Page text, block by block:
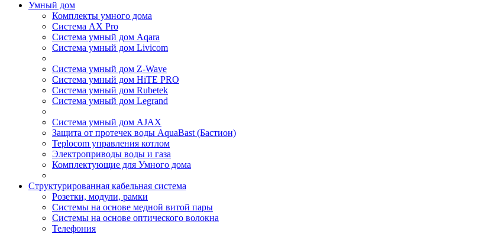
Умный дом
Комплекты умного дома
Система AX Pro
Система умный дом Aqara
Система умный дом Livicom
Система умный дом Z-Wave
Система умный дом HiTE PRO
Система умный дом Rubetek
Система умный дом Legrand
Система умный дом AJAX
Защита от протечек воды AquaBast (Бастион)
Teplocom управления котлом
Электроприводы воды и газа
Комплектующие для Умного дома
Структурированная кабельная система
Розетки, модули, рамки
Системы на основе медной витой пары
Системы на основе оптического волокна
Телефония